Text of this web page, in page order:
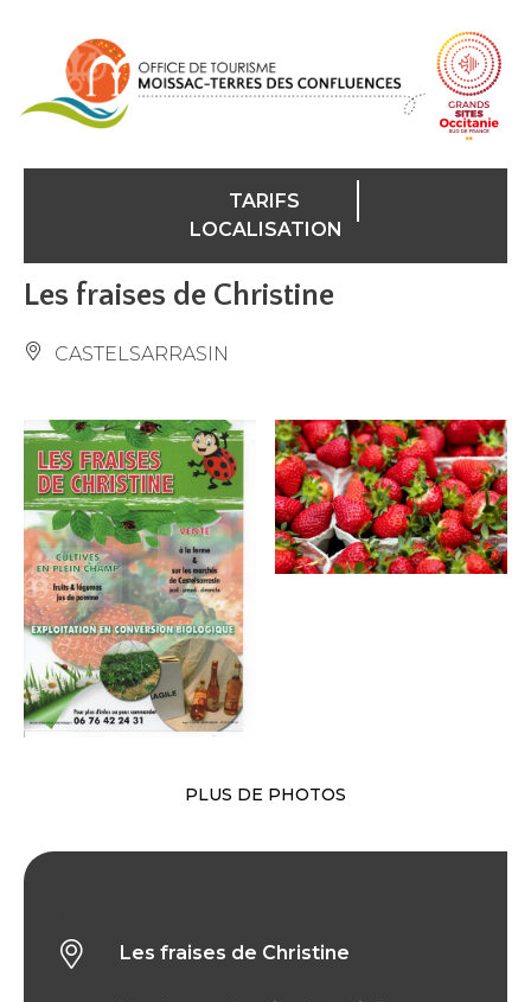
TARIFS
LOCALISATION
Les fraises de Christine
CASTELSARRASIN
PLUS DE PHOTOS
Les fraises de Christine